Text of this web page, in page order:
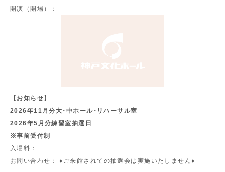
開演（開場）：
【お知らせ】
2026年11月分大･中ホール･リハーサル室
2026年5月分練習室抽選日
※事前受付制
入場料：
お問い合わせ：
♦ご来館されての抽選会は実施いたしません♦